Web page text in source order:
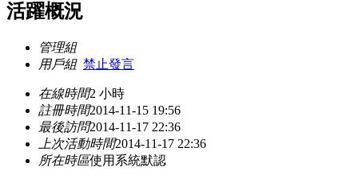
活躍概況
管理組
用戶組 禁止發言
在線時間2 小時
註冊時間2014-11-15 19:56
最後訪問2014-11-17 22:36
上次活動時間2014-11-17 22:36
所在時區使用系統默認